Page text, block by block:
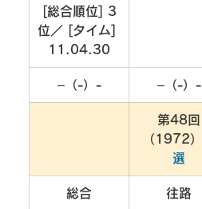
[総合順位] 3
位／ [タイム]
11.04.30
–（-）- –（-）-
第48回
（1972）
選
総合 往路